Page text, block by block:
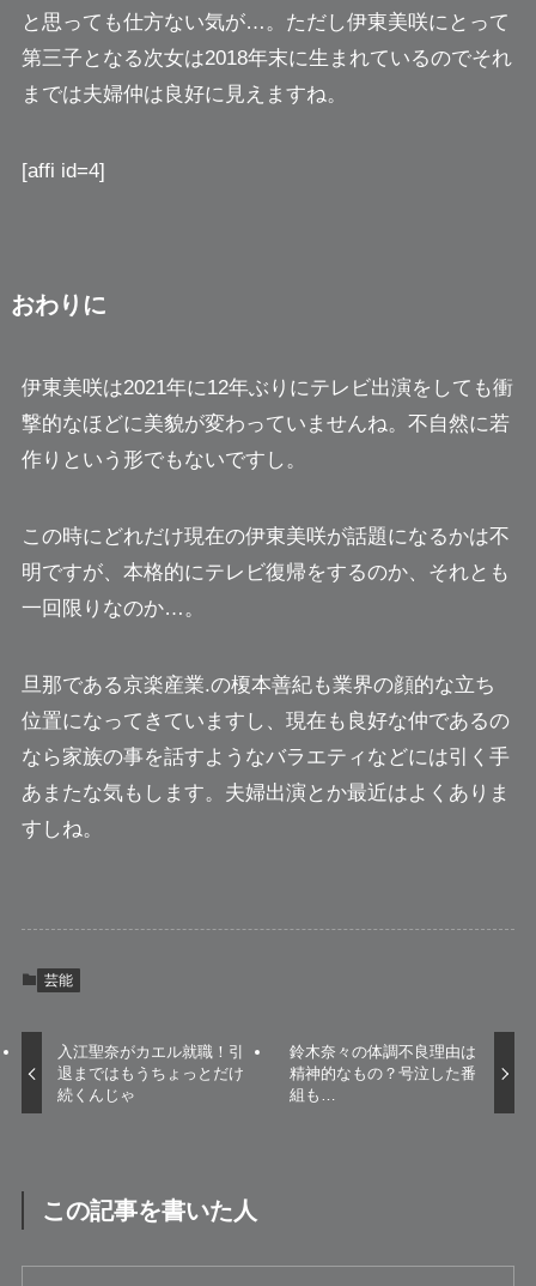
と思っても仕方ない気が…。ただし伊東美咲にとって
第三子となる次女は2018年末に生まれているのでそれ
までは夫婦仲は良好に見えますね。
[affi id=4]
おわりに
伊東美咲は2021年に12年ぶりにテレビ出演をしても衝
撃的なほどに美貌が変わっていませんね。不自然に若
作りという形でもないですし。
この時にどれだけ現在の伊東美咲が話題になるかは不
明ですが、本格的にテレビ復帰をするのか、それとも
一回限りなのか…。
旦那である京楽産業.の榎本善紀も業界の顔的な立ち
位置になってきていますし、現在も良好な仲であるの
なら家族の事を話すようなバラエティなどには引く手
あまたな気もします。夫婦出演とか最近はよくありま
すしね。
芸能
入江聖奈がカエル就職！引
退まではもうちょっとだけ
続くんじゃ
鈴木奈々の体調不良理由は
精神的なもの？号泣した番
組も…
この記事を書いた人